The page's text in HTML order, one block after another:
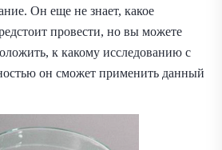
Он еще не знает, какое
провести, но вы можете
к какому исследованию с
он сможет применить данный